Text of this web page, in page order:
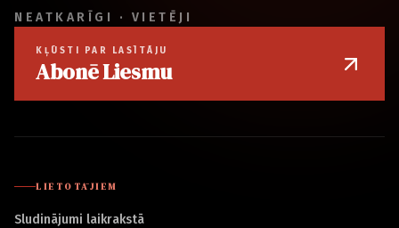
NEATKARĪGI · VIETĒJI
KĻŪSTI PAR LASĪTĀJU
Abonē Liesmu
LIETOTĀJIEM
Sludinājumi laikrakstā